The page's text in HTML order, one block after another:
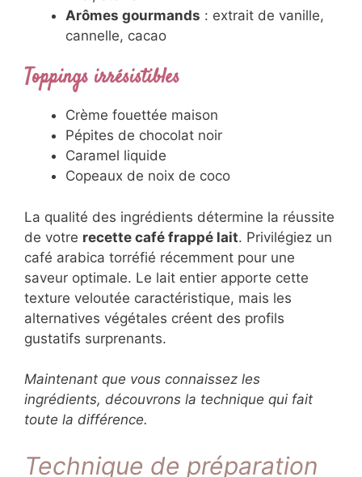
Lait végétal: lait d’amande, d’avoine
ou de coco
miel, stevia
Arômes gourmands
cannelle, cacao
Toppings irrésistibles
Pépites de chocolat noir
Caramel liquide
Copeaux de noix de coco
La qualité des ingrédients détermine la
réussite de votrerecette café frappé lait
Privilégiez un café arabica torréfié récemment
apporte cette texture veloutée
caractéristique, mais les alternatives
végétales créent des profils gustatifs